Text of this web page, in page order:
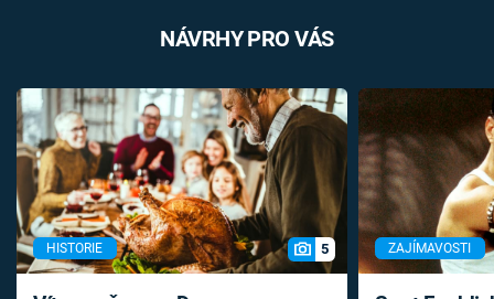
NÁVRHY PRO VÁS
HISTORIE 5 ZAJÍMAVOSTI